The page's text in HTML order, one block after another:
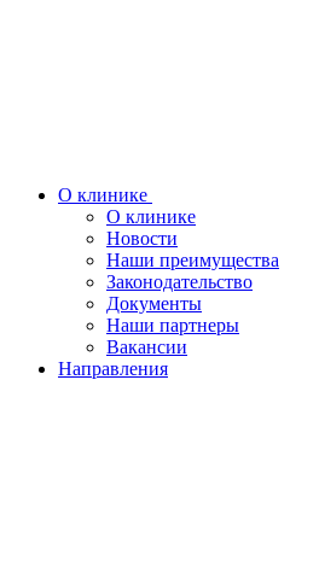
О клинике
О клинике
Новости
Наши преимущества
Законодательство
Документы
Наши партнеры
Вакансии
Направления